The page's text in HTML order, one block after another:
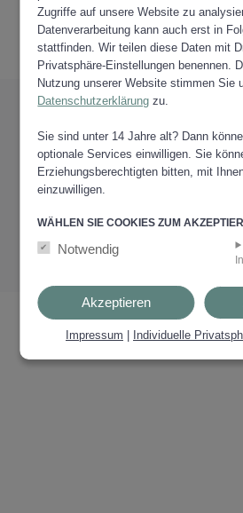
inspiriren lassen...
ANREISE
DOWNLOADS
Zugriffe auf unsere Website zu
Datenverarbeitung kann auch erst in
stattfinden. Wir teilen diese Daten mit
Privatsphäre-Einstellungen benennen.
Nutzung unserer Website stimmen Sie
Datenschutzerklärung zu.
Sie sind unter 14 Jahre alt? Dann
optionale Services einwilligen. Sie
Erziehungsberechtigten bitten, mit
einzuwilligen.
WÄHLEN SIE COOKIES ZUM
Notwendig
Akzeptieren
Impressum Individuelle